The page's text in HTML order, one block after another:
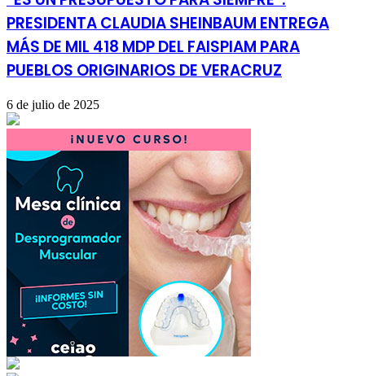
PRESIDENTA CLAUDIA SHEINBAUM ENTREGA
MÁS DE MIL 418 MDP DEL FAISPIAM PARA
PUEBLOS ORIGINARIOS DE VERACRUZ
6 de julio de 2025